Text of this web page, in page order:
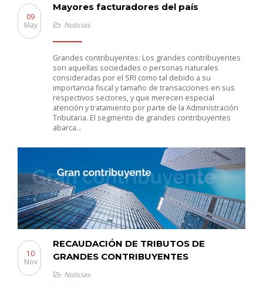
Mayores facturadores del país
09
May
Noticias
Grandes contribuyentes: Los grandes contribuyentes
son aquellas sociedades o personas naturales
consideradas por el SRI como tal debido a su
importancia fiscal y tamaño de transacciones en sus
respectivos sectores, y que merecen especial
atención y tratamiento por parte de la Administración
Tributaria. El segmento de grandes contribuyentes
abarca…
RECAUDACIÓN DE TRIBUTOS DE
GRANDES CONTRIBUYENTES
10
Nov
Noticias